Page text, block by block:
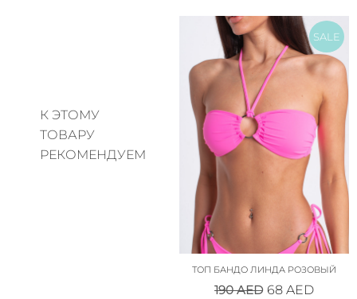
К ЭТОМУ
ТОВАРУ
РЕКОМЕНДУЕМ
SALE
ТОП БАНДО ЛИНДА РОЗОВЫЙ
190AED 68 AED